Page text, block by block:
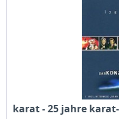
karat - 25 jahre